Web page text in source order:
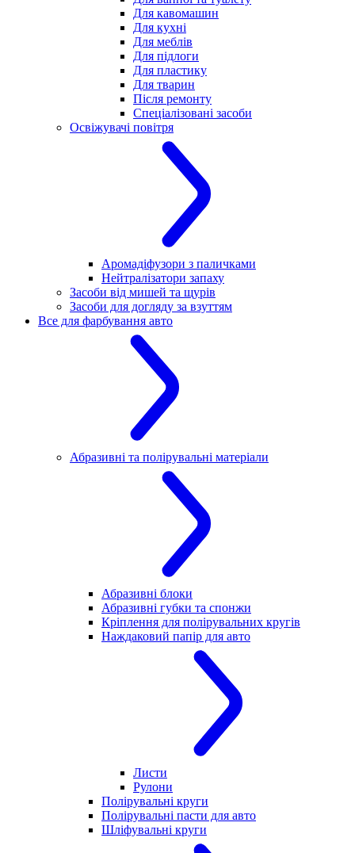
Для кавомашин
Для кухні
Для меблів
Для підлоги
Для пластику
Для тварин
Після ремонту
Спеціалізовані засоби
Освіжувачі повітря
Аромадіфузори з паличками
Нейтралізатори запаху
Засоби від мишей та щурів
Засоби для догляду за взуттям
Все для фарбування авто
Абразивні та полірувальні матеріали
Абразивні блоки
Абразивні губки та спонжи
Кріплення для полірувальних кругів
Наждаковий папір для авто
Листи
Рулони
Полірувальні круги
Полірувальні пасти для авто
Шліфувальні круги